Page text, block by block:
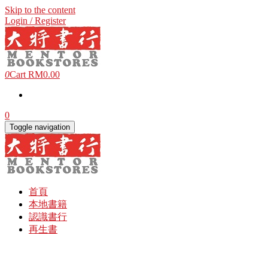
Skip to the content
Login / Register
0Cart RM0.00
0
Toggle navigation
首頁
本地書籍
認識書行
再生書